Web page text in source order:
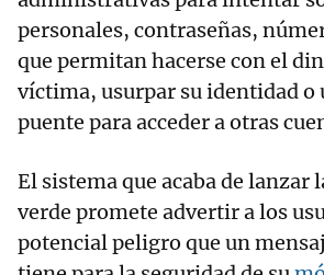
personales, contraseñas,
que permitan hacerse con el
víctima, usurpar su identidad o
puente para acceder a otras
El sistema que acaba de lanzar
verde promete advertir a los
potencial peligro que un